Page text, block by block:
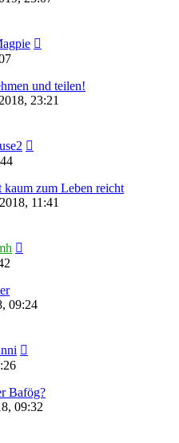
und teilen!
23:21
zum Leben reicht
11:41
09:24
Bafög?
09:32